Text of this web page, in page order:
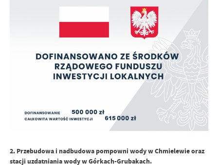
2. Przebudowa i nadbudowa pompowni wody w Chmielewie oraz
stacji uzdatniania wody w Górkach-Grubakach.